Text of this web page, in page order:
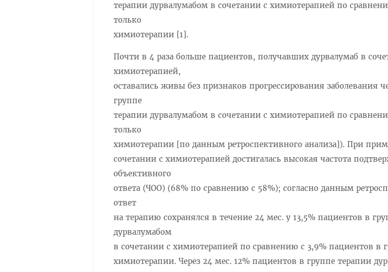
терапии дурвалумабом в сочетании с химиотерапией по
только
химиотерапии [1].
Почти в 4 раза больше пациентов, получавших дурвалумаб в
химиотерапией,
оставались живы без признаков прогрессирования заболевания
группе
терапии дурвалумабом в сочетании с химиотерапией по
только
химиотерапии [по данным ретроспективного анализа]). При
сочетании с химиотерапией достигалась высокая частота
объективного
ответа (ЧОО) (68% по сравнению с 58%); согласно данным
ответ
на терапию сохранялся в течение 24 мес. у 13,5% пациентов в
дурвалумабом
в сочетании с химиотерапией по сравнению с 3,9% пациентов в
химиотерапии. Через 24 мес. 12% пациентов в группе терапии